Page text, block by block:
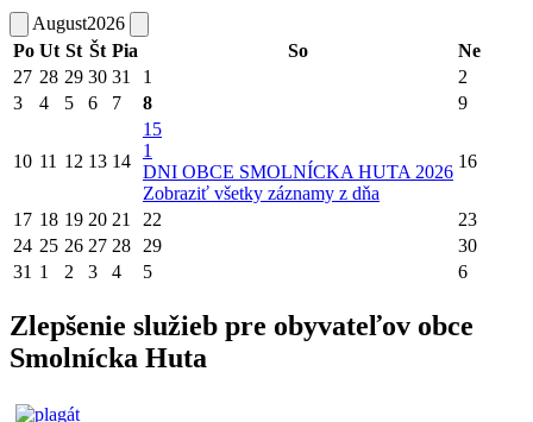
August2026
Po Ut St Št Pia So
Ne
27 28 29 30 31 1
2
3
4 5 6 7 8 9
10 11 12 13 14
15
1
DNI OBCE SMOLNÍCKA HUTA 2026
Zobraziť všetky záznamy z dňa
16
17 18 19 20 21 22
23
24 25 26 27 28 29
30
31 1 2 3 4 5 6
Zlepšenie služieb pre obyvateľov obce
Smolnícka Huta